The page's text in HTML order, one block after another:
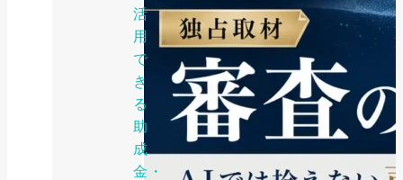
活
用
で
き
る
助
成
金・